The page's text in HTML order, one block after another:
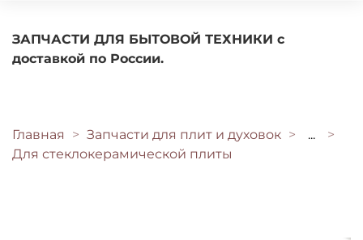
ЗАПЧАСТИ ДЛЯ БЫТОВОЙ ТЕХНИКИ с
доставкой по России.
Главная Запчасти для плит и духовок
...
Для стеклокерамической плиты